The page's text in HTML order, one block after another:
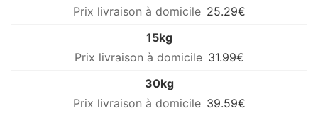
25.29€
15kg
31.99€
30kg
39.59€